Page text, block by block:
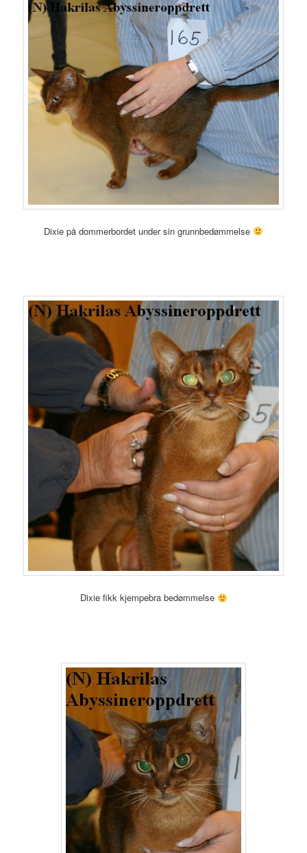
Dixie på dommerbordet under sin grunnbedømmelse
Dixie fikk kjempebra bedømmelse